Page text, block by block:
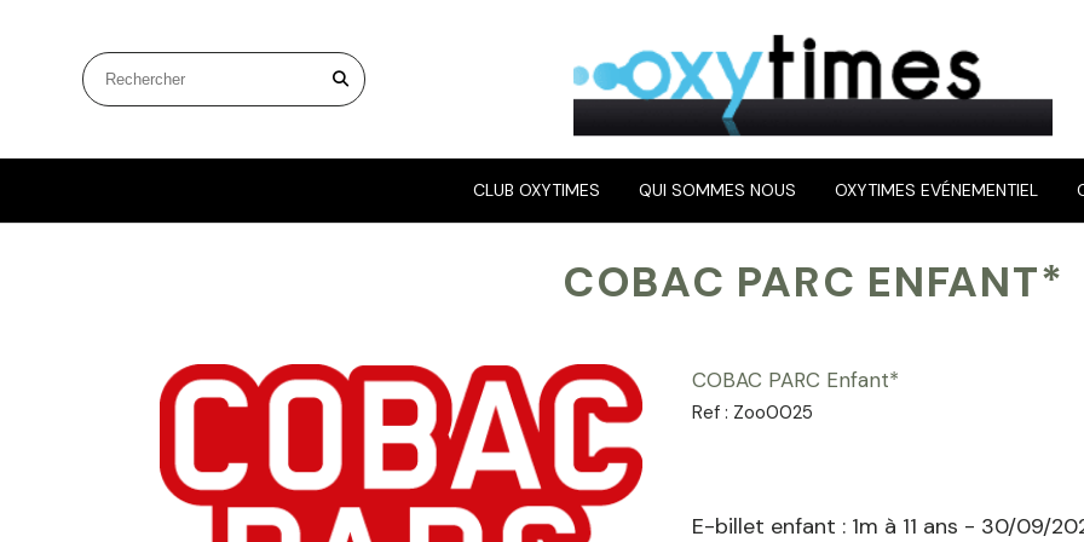
Rechercher sur le site
CLUB OXYTIMES QUI SOMMES NOUS OXYTIMES EVÉNEMENTIEL
COBAC PARC ENFANT*
COBAC PARC Enfant*
Ref : Zoo0025
E-billet enfant : 1m à 11 ans - 30/09/